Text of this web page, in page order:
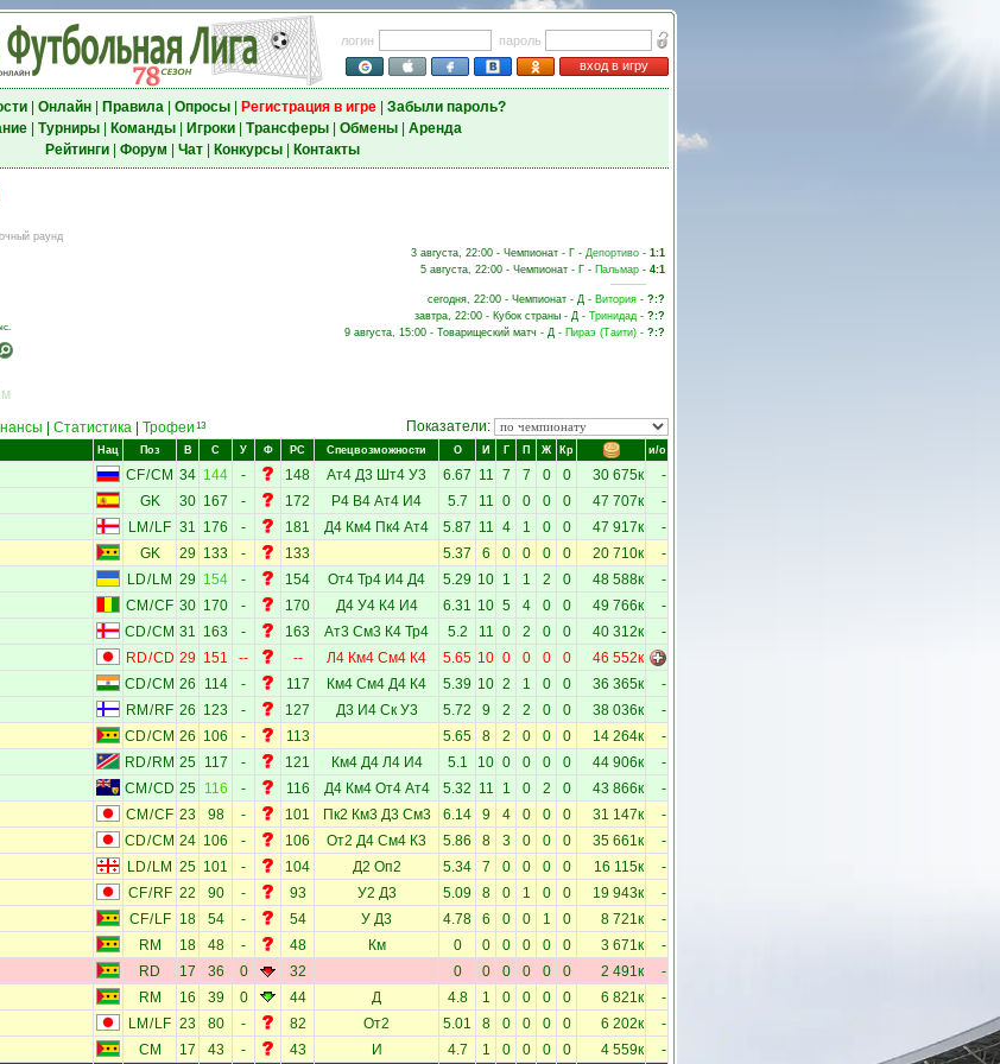
логин
пароль
вход в игру
| Онлайн| Правила| Опросы| Регистрация в игре| Забыли пароль?
| Турниры| Команды| Игроки| Трансферы| Обмены| Аренда
Рейтинги| Форум Чат| Конкурсы| Контакты
раунд
3 августа, 22:00 - Чемпионат - Г - Депортиво - 1:1
5 августа, 22:00 - Чемпионат - Г - Пальмар - 4:1
сегодня, 22:00 - Чемпионат - Д - Витория - ?:?
завтра, 22:00 - Кубок страны - Д - Тринидад - ?:?
9 августа, 15:00 - Товарищеский матч - Д - Пираэ (Таити) - ?:?
Статистика Трофеи 13 Показатели:
Нац Поз В С У Ф РС Спецвозможности О И Г П Ж Кр и/о
CF/CM 34 144 - 148 Ат4 Д3 Шт4 У3 6.67 11 7 7 0 0 30 675к -
GK 30 167 - 172 Р4 В4 Ат4 И4 5.7 11 0 0 0 0 47 707к -
LM / LF 31 176 - 181 Д4 Км4 Пк4 Ат4 5.87 11 4 1 0 0 47 917к -
GK 29 133 - 133 5.37 6 0 0 0 0 20 710к -
LD/ LM 29 154 - 154 От4 Тр4 И4 Д4 5.29 10 1 1 2 0 48 588к -
CM /CF 30 170 - 170 Д4 У4 К4 И4 6.31 10 5 4 0 0 49 766к -
CD/CM 31 163 - 163 Ат3 См3 К4 Тр4 5.2 11 0 2 0 0 40 312к -
RD/CD 29 151 -- -- Л4 Км4 См4 К4 5.65 10 0 0 0 0 46 552к
CD/CM 26 114 - 117 Км4 См4 Д4 К4 5.39 10 2 1 0 0 36 365к -
RM / RF 26 123 - 127 Д3 И4 Ск У3 5.72 9 2 2 0 0 38 036к -
CD/CM 26 106 - 113 5.65 8 2 0 0 0 14 264к -
RD/ RM 25 117 - 121 Км4 Д4 Л4 И4 5.1 10 0 0 0 0 44 906к -
CM /CD 25 116 - 116 Д4 Км4 От4 Ат4 5.32 11 1 0 2 0 43 866к -
CM /CF 23 98 - 101 Пк2 Км3 Д3 См3 6.14 9 4 0 0 0 31 147к -
CD/CM 24 106 - 106 От2 Д4 См4 К3 5.86 8 3 0 0 0 35 661к -
LD/ LM 25 101 - 104 Д2 Оп2 5.34 7 0 0 0 0 16 115к -
CF/RF 22 90 - 93 У2 Д3 5.09 8 0 1 0 0 19 943к -
CF/LF 18 54 - 54 У Д3 4.78 6 0 0 1 0 8 721к -
RM 18 48 - 48 Км 0 0 0 0 0 0 3 671к -
RD 17 36 0 32 0 0 0 0 0 0 2 491к -
RM 16 39 0 44 Д 4.8 1 0 0 0 0 6 821к -
LM / LF 23 80 - 82 От2 5.01 8 0 0 0 0 6 202к -
CM 17 43 - 43 И 4.7 1 0 0 0 0 4 559к -